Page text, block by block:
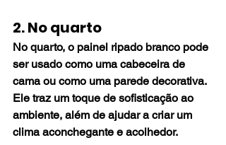
2. No quarto
No quarto, o painel ripado branco pode
ser usado como uma cabeceira de
cama ou como uma parede decorativa.
Ele traz um toque de sofisticação ao
ambiente, além de ajudar a criar um
clima aconchegante e acolhedor.